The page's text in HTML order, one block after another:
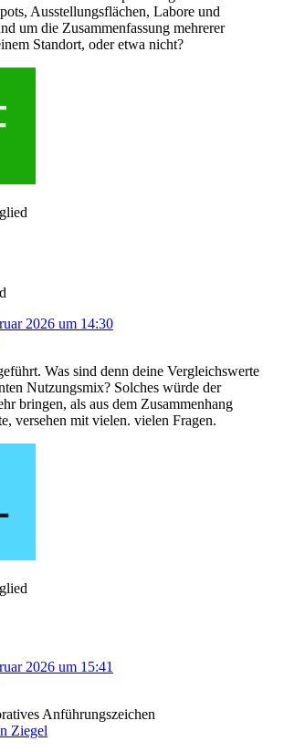
Ausstellungsflächen, Labore und
um die Zusammenfassung mehrerer
Standort, oder etwa nicht?
2026 um 14:30
Was sind denn deine Vergleichswerte
Nutzungsmix? Solches würde der
bringen, als aus dem Zusammenhang
versehen mit vielen. vielen Fragen.
2026 um 15:41
Ziegel